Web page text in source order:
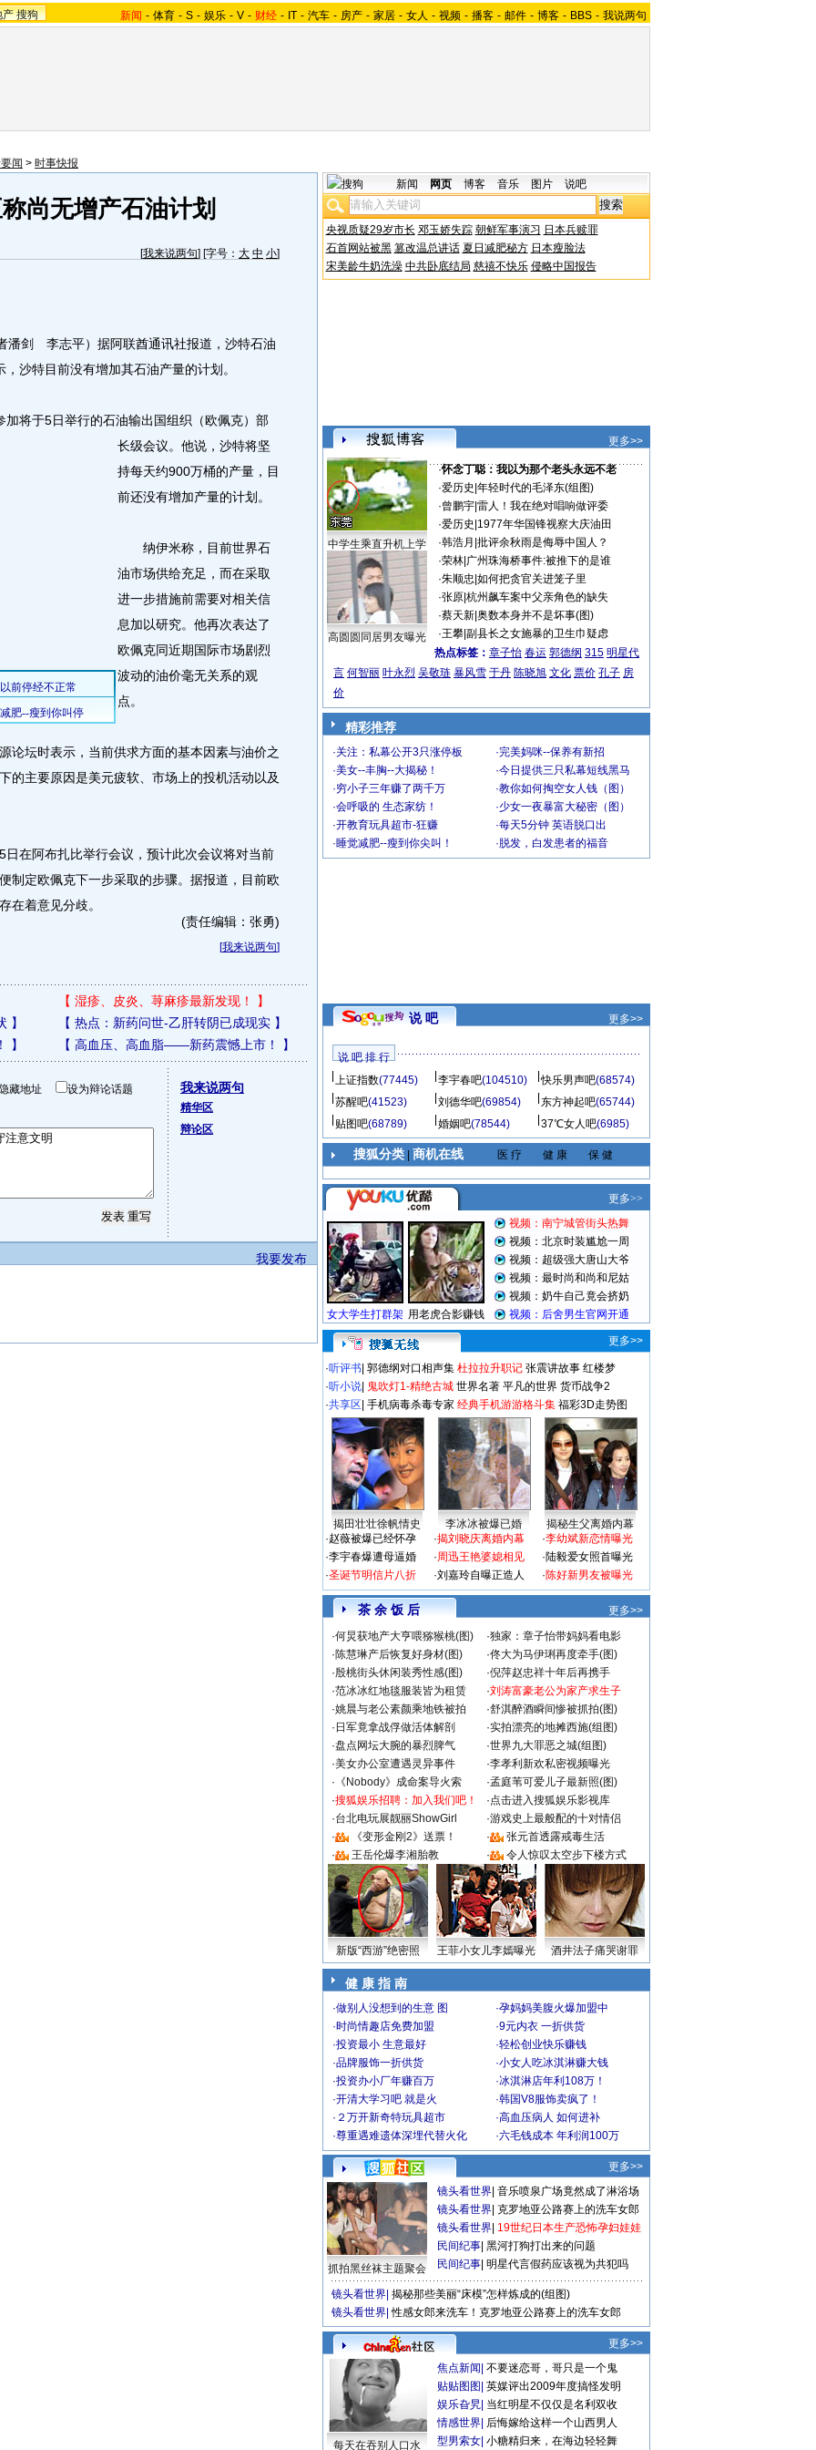
产 搜狗 新闻 - 体育 - S - 娱乐 - V - 财经 - IT - 汽车 - 房产 - 家居 - 女人 - 视频 - 播客 - 邮件 - 博客 - BBS - 我说两句
闻 > 时事快报
尚无增产石油计划
[我来说两句] [字号： 大 中 小]
剑 李志平）据阿联酋通讯社报道，沙特石油
沙特目前没有增加其石油产量的计划。
将于5日举行的石油输出国组织（欧佩克）部
长级会议。 他说，沙特将坚
持每天约900万桶的产量，目
前还没有增加产量的计划。
纳伊米称，目前世界石
油市场供给充足，而在采取
进一步措施前需要对相关信
息加以研究。他再次表达了
欧佩克同近期国际市场剧烈
波动的油价毫无关系的观
点。
坛时表示，当前供求方面的基本因素与油价之
的主要原因是美元疲软、市场上的投机活动以及
在阿布扎比举行会议，预计此次会议将对当前
制定欧佩克下一步采取的步骤。据报道，目前欧
在着意见分歧。
(责任编辑：张勇)
[我来说两句]
【 湿疹、皮炎、荨麻疹最新发现！
】
】 【 热点：新药问世-乙肝转阴已成现实】
】 【 高血压、高血脂——新药震憾上市！ 】
藏地址 设为辩论话题 我来说两句
精华区
辩论区
我要发布
新闻 网页 博客 音乐 图片 说吧
央视质疑29岁市长 邓玉娇失踪 朝鲜军事演习 日本兵赎罪
石首网站被黑 篡改温总讲话 夏日减肥秘方 日本瘦脸法
宋美龄牛奶洗澡 中共卧底结局 慈禧不快乐 侵略中国报告
更多>>
中学生乘直升机上学
高圆圆同居男友曝光
·怀念丁聪：我以为那个老头永远不老
·爱历史 年轻时代的毛泽东(组图)
·曾鹏宇| 雷人！我在绝对唱响做评委
·爱历史 1977年华国锋视察大庆油田
·韩浩月 批评余秋雨是侮辱中国人？
·荣林| 广州珠海桥事件:被推下的是谁
·朱顺忠 如何把贪官关进笼子里
·张原| 杭州飙车案中父亲角色的缺失
·蔡天新| 奥数本身并不是坏事(图)
·王攀| 副县长之女施暴的卫生巾疑虑
热点标签： 章子怡 春运 郭德纲 315 明星代
言 何智丽 叶永烈 吴敬琏 暴风雪 于丹 陈晓旭 文化 票价 孔子 房
价
精彩推荐
·关注：私幕公开3只涨停板 ·完美妈咪--保养有新招
·美女--丰胸--大揭秘！ ·今日提供三只私幕短线黑马
·穷小子三年赚了两千万 ·教你如何掏空女人钱（图）
·会呼吸的 生态家纺！ ·少女一夜暴富大秘密（图）
·开教育玩具超市-狂赚 ·每天5分钟 英语脱口出
·睡觉减肥--瘦到你尖叫！ · 脱发，白发患者的福音
说 吧 更多>>
说 吧 排 行
上证指数(77445) 李宇春吧(104510) 快乐男声吧(68574)
苏醒吧(41523) 刘德华吧(69854) 东方神起吧(65744)
贴图吧(68789) 婚姻吧(78544) 37℃女人吧(6985)
搜狐分类| 商机在线 医 疗 健 康 保 健
更多>>
·听评书 郭德纲对口相声集 杜拉拉升职记 张震讲故事 红楼梦
·听小说 鬼吹灯1-精绝古城 世界名著 平凡的世界 货币战争2
·共享区 手机病毒杀毒专家 经典手机游游格斗集 福彩3D走势图
揭田壮壮徐帆情史 李冰冰被爆已婚
揭秘生父离婚内幕
·赵薇被爆已经怀孕
·李宇春爆遭母逼婚
·圣诞节明信片八折
·揭刘晓庆离婚内幕
·周迅王艳婆媳相见
·刘嘉玲自曝正造人
·李幼斌新恋情曝光
·陆毅爱女照首曝光
·陈好新男友被曝光
茶 余 饭 后
更多>>
·何炅获地产大亨喂猕猴桃(图) ·独家：章子怡带妈妈看电影
·陈慧琳产后恢复好身材(图) ·佟大为马伊琍再度牵手(图)
·殷桃街头休闲装秀性感(图) ·倪萍赵忠祥十年后再携手
·范冰冰红地毯服装皆为租赁 ·刘涛富豪老公为家产求生子
·姚晨与老公素颜乘地铁被拍 ·舒淇醉酒瞬间惨被抓拍(图)
· 日军竟拿战俘做活体解剖 ·实拍漂亮的地摊西施(组图)
·盘点网坛大腕的暴烈脾气 ·世界九大罪恶之城(组图)
·美女办公室遭遇灵异事件 ·李孝利新欢私密视频曝光
· 《Nobody》成命案导火索 ·孟庭苇可爱儿子最新照(图)
·搜狐娱乐招聘：加入我们吧！ ·点击进入搜狐娱乐影视库
·台北电玩展靓丽ShowGirl ·游戏史上最般配的十对情侣
·
《变形金刚2》送票！ ·
张元首透露戒毒生活
·
王岳伦爆李湘胎教 · 令人惊叹太空步下楼方式
新版“西游”绝密照 王菲小女儿李嫣曝光 酒井法子痛哭谢罪
健 康 指 南
·做别人没想到的生意 图 ·孕妈妈美腹火爆加盟中
·时尚情趣店免费加盟 ·9元内衣 一折供货
·投资最小 生意最好 ·轻松创业快乐赚钱
·品牌服饰一折供货 ·小女人吃冰淇淋赚大钱
·投资办小厂年赚百万 ·冰淇淋店年利108万！
·开清大学习吧 就是火 ·韩国V8服饰卖疯了！
· ２万开新奇特玩具超市 ·高血压病人 如何进补
·尊重遇难遗体深埋代替火化 ·六毛钱成本 年利润100万
更多>>
抓拍黑丝袜主题聚会
镜头看世界 音乐喷泉广场竟然成了淋浴场
镜头看世界 克罗地亚公路赛上的洗车女郎
镜头看世界 19世纪日本生产恐怖孕妇娃娃
民间纪事 黑河打狗打出来的问题
民间纪事 明星代言假药应该视为共犯吗
镜头看世界 揭秘那些美丽“床模”怎样炼成的(组图)
镜头看世界 性感女郎来洗车！克罗地亚公路赛上的洗车女郎
更多>>
每天在吞别人口水
焦点新闻 不要迷恋哥，哥只是一个鬼
贴贴图图 英媒评出2009年度搞怪发明
娱乐旮旯 当红明星不仅仅是名利双收
情感世界 后悔嫁给这样一个山西男人
型男索女 小糖精归来，在海边轻轻舞